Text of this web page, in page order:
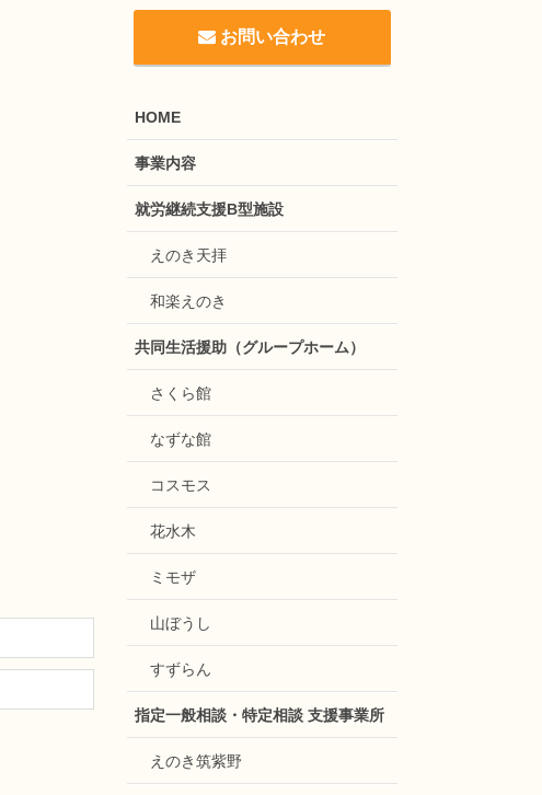
お問い合わせ
HOME
事業内容
就労継続支援B型施設
えのき天拝
和楽えのき
共同生活援助（グループホーム）
さくら館
なずな館
コスモス
花水木
ミモザ
山ぼうし
すずらん
指定一般相談・特定相談 支援事業所
えのき筑紫野